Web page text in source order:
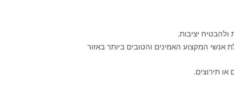
ולהבטיח יציבות.
אנשי המקצוע האמינים והטובים ביותר באזור
תירוצים.